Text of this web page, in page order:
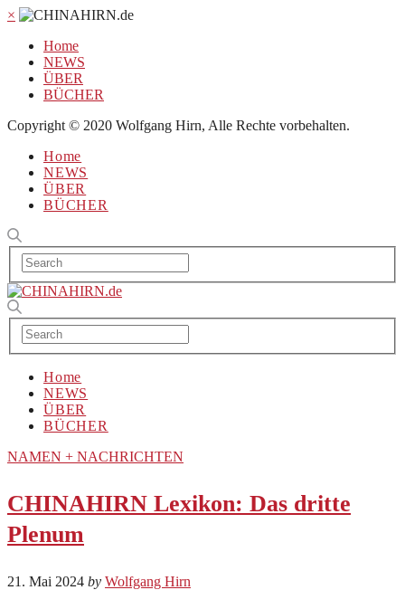
×
Home
NEWS
ÜBER
BÜCHER
Copyright © 2020 Wolfgang Hirn, Alle Rechte vorbehalten.
Home
NEWS
ÜBER
BÜCHER
Home
NEWS
ÜBER
BÜCHER
NAMEN + NACHRICHTEN
CHINAHIRN Lexikon: Das dritte
Plenum
21. Mai 2024 by Wolfgang Hirn